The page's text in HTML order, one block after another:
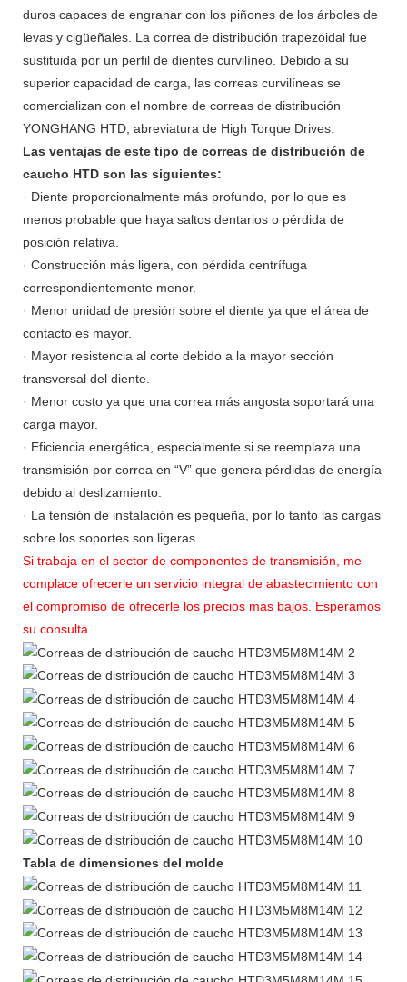
duros capaces de engranar con los piñones de los árboles de
levas y cigüeñales. La correa de distribución trapezoidal fue
sustituida por un perfil de dientes curvilíneo. Debido a su
superior capacidad de carga, las correas curvilíneas se
comercializan con el nombre de correas de distribución
YONGHANG HTD, abreviatura de High Torque Drives.
Las ventajas de este tipo de correas de distribución de
caucho HTD son las siguientes:
· Diente proporcionalmente más profundo, por lo que es
menos probable que haya saltos dentarios o pérdida de
posición relativa.
· Construcción más ligera, con pérdida centrífuga
correspondientemente menor.
· Menor unidad de presión sobre el diente ya que el área de
contacto es mayor.
· Mayor resistencia al corte debido a la mayor sección
transversal del diente.
· Menor costo ya que una correa más angosta soportará una
carga mayor.
· Eficiencia energética, especialmente si se reemplaza una
transmisión por correa en “V” que genera pérdidas de energía
debido al deslizamiento.
· La tensión de instalación es pequeña, por lo tanto las cargas
sobre los soportes son ligeras.
Si trabaja en el sector de componentes de transmisión, me
complace ofrecerle un servicio integral de abastecimiento con
el compromiso de ofrecerle los precios más bajos. Esperamos
su consulta.
Tabla de dimensiones del molde